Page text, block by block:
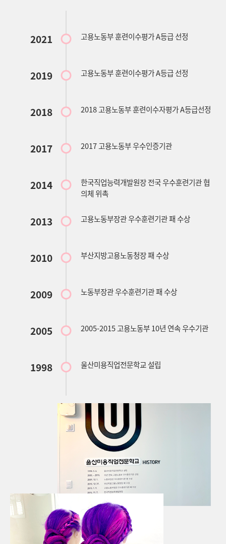
2021 고용노동부 훈련이수평가 A등급 선정
2019 고용노동부 훈련이수평가 A등급 선정
2018 2018 고용노동부 훈련이수자평가 A등급선정
2017 2017 고용노동부 우수인증기관
2014
한국직업능력개발원장 전국 우수훈련기관 협
의체 위촉
2013 고용노동부장관 우수훈련기관 패 수상
2010 부산지방고용노동청장 패 수상
2009 노동부장관 우수훈련기관 패 수상
2005 2005-2015 고용노동부 10년 연속 우수기관
1998 울산미용직업전문학교 설립